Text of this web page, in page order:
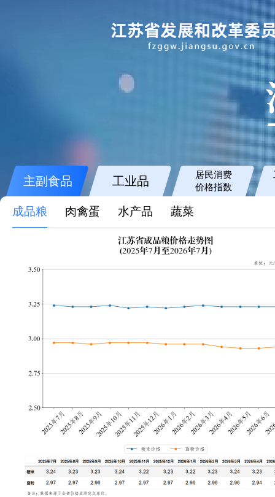
主副食品 工业品
居民消费
价格指数
成品粮 肉禽蛋 水产品 蔬菜